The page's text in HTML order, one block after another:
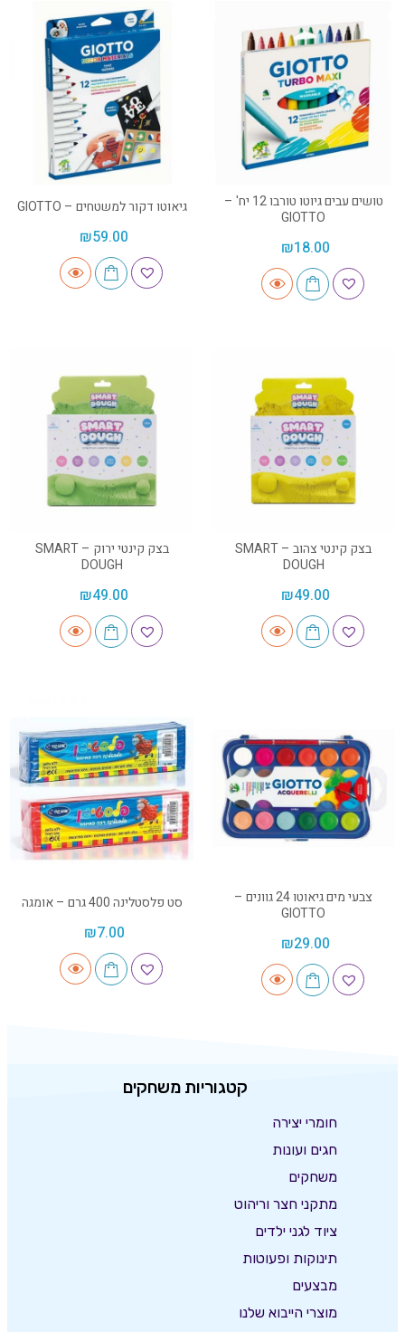
טושים עבים גיוטו טורבו 12 יח' –
GIOTTO
₪18.00
גיאוטו דקור למשטחים – GIOTTO
₪59.00
בצק קינטי צהוב – SMART
DOUGH
₪49.00
בצק קינטי ירוק – SMART
DOUGH
₪49.00
צבעי מים גיאוטו 24 גוונים –
GIOTTO
₪29.00
סט פלסטלינה 400 גרם – אומגה
₪7.00
קטגוריות משחקים
חומרי יצירה
חגים ועונות
משחקים
מתקני חצר וריהוט
ציוד לגני ילדים
תינוקות ופעוטות
מבצעים
מוצרי הייבוא שלנו